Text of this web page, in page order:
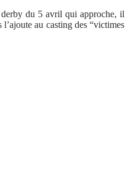
du 5 avril qui approche, il
au casting des “victimes